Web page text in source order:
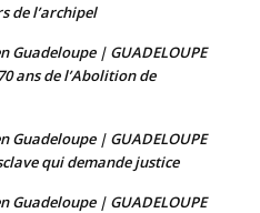
de l’archipel
Guadeloupe | GUADELOUPE
ans de l’Abolition de
Guadeloupe | GUADELOUPE
qui demande justice
Guadeloupe | GUADELOUPE